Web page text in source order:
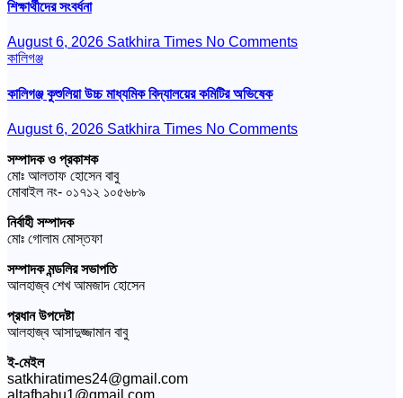
শিক্ষার্থীদের সংবর্ধনা
August 6, 2026 Satkhira Times No Comments
কালিগঞ্জ
কালিগঞ্জ কুশুলিয়া উচ্চ মাধ্যমিক বিদ্যালয়ের কমিটির অভিষেক
August 6, 2026 Satkhira Times No Comments
সম্পাদক ও প্রকাশক
মোঃ আলতাফ হোসেন বাবু
মোবাইল নং- ০১৭১২ ১০৫৬৮৯
নির্বাহী সম্পাদক
মোঃ গোলাম মোস্তফা
সম্পাদক মন্ডলির সভাপতি
আলহাজ্ব শেখ আমজাদ হোসেন
প্রধান উপদেষ্টা
আলহাজ্ব আসাদুজ্জামান বাবু
ই-মেইল
satkhiratimes24@gmail.com
altafbabu1@gmail.com